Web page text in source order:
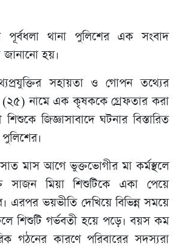
থানা পুলিশের এক সংবাদ
জানানো হয়।
সহায়তা ও গোপন তথ্যের
(২৫) নামে এক কৃষককে গ্রেফতার করা
জিজ্ঞাসাবাদে ঘটনার বিস্তারিত
মাস আগে ভুক্তভোগীর মা কর্মস্থলে
সাজন মিয়া শিশুটিকে একা পেয়ে
এরপর ভয়ভীতি দেখিয়ে বিভিন্ন সময়ে
শিশুটি গর্ভবতী হয়ে পড়ে। বয়স কম
গঠনের কারণে পরিবারের সদস্যরা